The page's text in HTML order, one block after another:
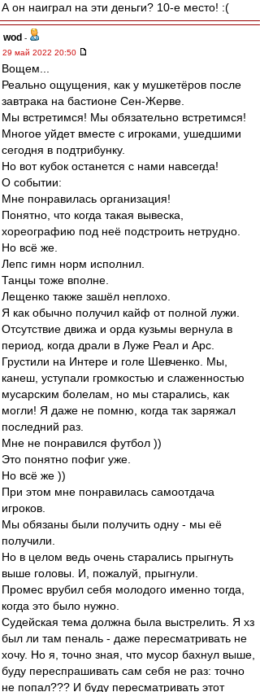
А он наиграл на эти деньги? 10-е место! :(
wod -
29 май 2022 20:50
Вощем...
Реально ощущения, как у мушкетёров после
завтрака на бастионе Сен-Жерве.
Мы встретимся! Мы обязательно встретимся!
Многое уйдет вместе с игроками, ушедшими
сегодня в подтрибунку.
Но вот кубок останется с нами навсегда!
О событии:
Мне понравилась организация!
Понятно, что когда такая вывеска,
хореографию под неё подстроить нетрудно.
Но всё же.
Лепс гимн норм исполнил.
Танцы тоже вполне.
Лещенко также зашёл неплохо.
Я как обычно получил кайф от полной лужи.
Отсутствие движа и орда кузьмы вернула в
период, когда драли в Луже Реал и Арс.
Грустили на Интере и голе Шевченко. Мы,
канеш, уступали громкостью и слаженностью
мусарским болелам, но мы старались, как
могли! Я даже не помню, когда так заряжал
последний раз.
Мне не понравился футбол ))
Это понятно пофиг уже.
Но всё же ))
При этом мне понравилась самоотдача
игроков.
Мы обязаны были получить одну - мы её
получили.
Но в целом ведь очень старались прыгнуть
выше головы. И, пожалуй, прыгнули.
Промес врубил себя молодого именно тогда,
когда это было нужно.
Судейская тема должна была выстрелить. Я хз
был ли там пеналь - даже пересматривать не
хочу. Но я, точно зная, что мусор бахнул выше,
буду переспрашивать сам себя не раз: точно
не попал??? И буду пересматривать этот